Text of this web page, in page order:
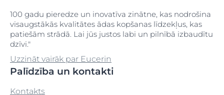
100 gadu pieredze un inovatīva zinātne, kas nodrošina
visaugstākās kvalitātes ādas kopšanas līdzekļus, kas
patiešām strādā. Lai jūs justos labi un pilnībā izbaudītu
dzīvi."
Uzzināt vairāk par Eucerin
Palīdzība un kontakti
Kontakts